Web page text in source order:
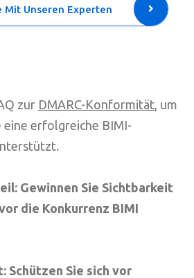
Mit Unseren Experten
zur DMARC-Konformität , um
eine erfolgreiche BIMI-
Gewinnen Sie Sichtbarkeit
die Konkurrenz BIMI
Schützen Sie sich vor